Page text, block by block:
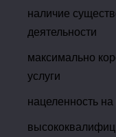
наличие
деятельности
максимально
услуги
нацеленность на